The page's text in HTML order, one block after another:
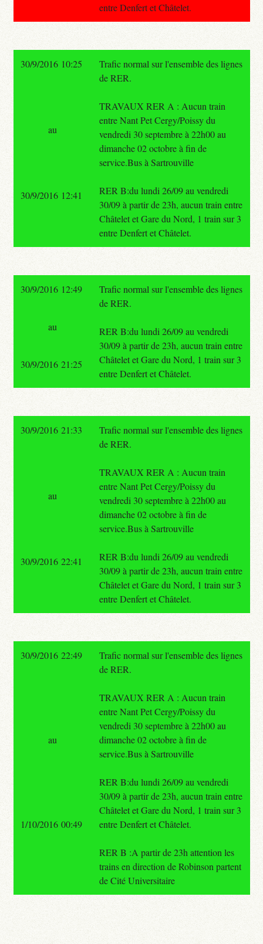
entre Denfert et Châtelet.
30/9/2016 10:25
Trafic normal sur l'ensemble des lignes
de RER.
TRAVAUX RER A : Aucun train
entre Nant Pet Cergy/Poissy du
vendredi 30 septembre à 22h00 au
dimanche 02 octobre à fin de
service.Bus à Sartrouville
RER B:du lundi 26/09 au vendredi
30/09 à partir de 23h, aucun train entre
Châtelet et Gare du Nord, 1 train sur 3
entre Denfert et Châtelet.
au
30/9/2016 12:41
30/9/2016 12:49
Trafic normal sur l'ensemble des lignes
de RER.
RER B:du lundi 26/09 au vendredi
30/09 à partir de 23h, aucun train entre
Châtelet et Gare du Nord, 1 train sur 3
entre Denfert et Châtelet.
au
30/9/2016 21:25
30/9/2016 21:33
Trafic normal sur l'ensemble des lignes
de RER.
TRAVAUX RER A : Aucun train
entre Nant Pet Cergy/Poissy du
vendredi 30 septembre à 22h00 au
dimanche 02 octobre à fin de
service.Bus à Sartrouville
RER B:du lundi 26/09 au vendredi
30/09 à partir de 23h, aucun train entre
Châtelet et Gare du Nord, 1 train sur 3
entre Denfert et Châtelet.
au
30/9/2016 22:41
30/9/2016 22:49
Trafic normal sur l'ensemble des lignes
de RER.
TRAVAUX RER A : Aucun train
entre Nant Pet Cergy/Poissy du
vendredi 30 septembre à 22h00 au
dimanche 02 octobre à fin de
service.Bus à Sartrouville
RER B:du lundi 26/09 au vendredi
30/09 à partir de 23h, aucun train entre
Châtelet et Gare du Nord, 1 train sur 3
entre Denfert et Châtelet.
RER B :A partir de 23h attention les
trains en direction de Robinson partent
de Cité Universitaire
au
1/10/2016 00:49